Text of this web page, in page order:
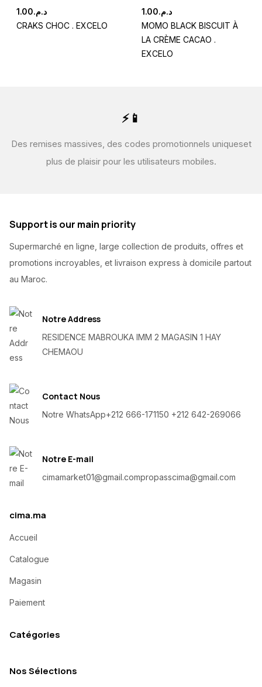
د.م.1.00
CRAKS CHOC . EXCELO
د.م.1.00
MOMO BLACK BISCUIT À
LA CRÈME CACAO .
EXCELO
⚡📱
Des remises massives, des codes promotionnels uniqueset
plus de plaisir pour les utilisateurs mobiles.
Support is our main priority
Supermarché en ligne, large collection de produits, offres et
promotions incroyables, et livraison express à domicile partout
au Maroc.
Notre Address
RESIDENCE MABROUKA IMM 2 MAGASIN 1 HAY
CHEMAOU
Contact Nous
Notre WhatsApp+212 666-171150 +212 642-269066
Notre E-mail
cimamarket01@gmail.compropasscima@gmail.com
cima.ma
Accueil
Catalogue
Magasin
Paiement
Catégories
Nos Sélections